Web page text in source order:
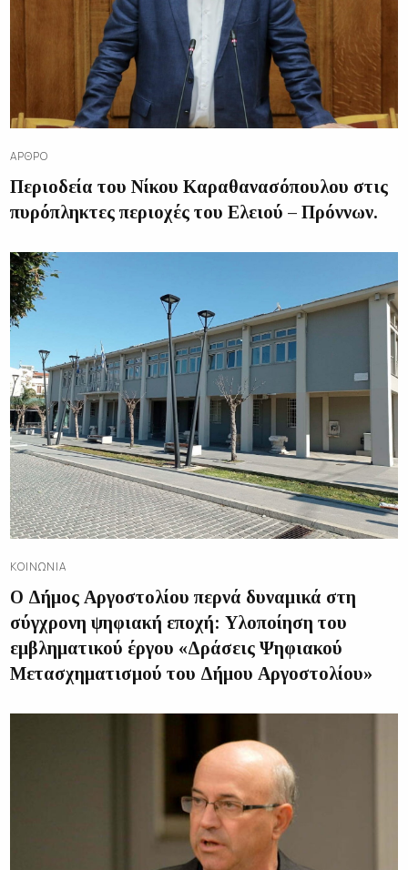
ΆΡΘΡΟ
Περιοδεία του Νίκου Καραθανασόπουλου στις
πυρόπληκτες περιοχές του Ελειού – Πρόννων.
ΚΟΙΝΩΝΊΑ
Ο Δήμος Αργοστολίου περνά δυναμικά στη
σύγχρονη ψηφιακή εποχή: Υλοποίηση του
εμβληματικού έργου «Δράσεις Ψηφιακού
Μετασχηματισμού του Δήμου Αργοστολίου»